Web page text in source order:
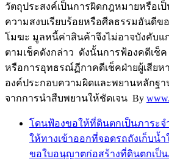
วัตถุประสงค์เป็นการผิดกฎหมายหรือเ
ความสงบเรียบร้อยหรือศีลธรรมอันดีข
โมฆะ มูลหนี้ค่าสินค้าจึงไม่อาจบังคับแ
ตามเช็คดังกล่าว ดังนั้นการฟ้องคดีเช็
หรือการอุทธรณ์ฏีกาคดีเช็คฝ่ายผู้เสียห
องค์ประกอบความผิดและพยานหลักฐา
จากการนำสืบพยานให้ชัดเจน By
โดนฟ้องขอให้ที่ดินตกเป็นภาระจ
ให้ทางเข้าออกที่จอดรถถังเก็บน้
ขอใบอนุญาตก่อสร้างที่ดินตกเป็